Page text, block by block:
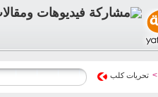
> تحريات كلب